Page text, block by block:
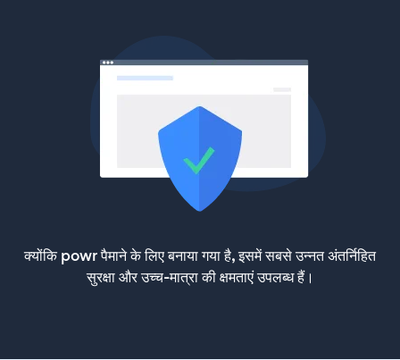
क्योंकि powr पैमाने के लिए बनाया गया है, इसमें सबसे उन्नत अंतर्निहित
सुरक्षा और उच्च-मात्रा की क्षमताएं उपलब्ध हैं।